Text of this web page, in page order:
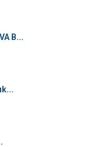
B...